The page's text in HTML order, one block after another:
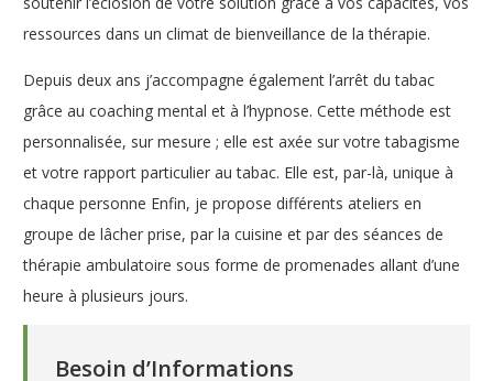
ressources dans un climat de bienveillance de la thérapie.
Depuis deux ans j’accompagne également l’arrêt du tabac
grâce au coaching mental et à l’hypnose. Cette méthode est
personnalisée, sur mesure ; elle est axée sur votre tabagisme
et votre rapport particulier au tabac. Elle est, par-là, unique à
chaque personne Enfin, je propose différents ateliers en
groupe de lâcher prise, par la cuisine et par des séances de
thérapie ambulatoire sous forme de promenades allant d’une
heure à plusieurs jours.
Besoin d’Informations